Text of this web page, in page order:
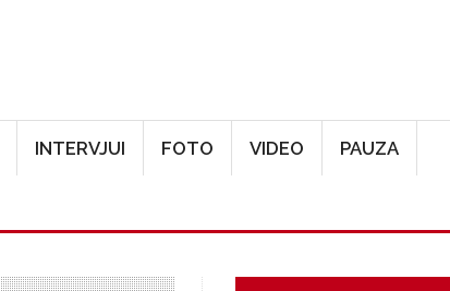
INTERVJUI FOTO VIDEO PAUZA